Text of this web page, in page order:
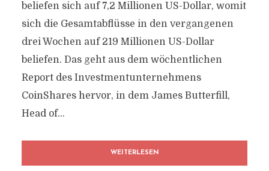
beliefen sich auf 7,2 Millionen US-Dollar, womit
sich die Gesamtabflüsse in den vergangenen
drei Wochen auf 219 Millionen US-Dollar
beliefen. Das geht aus dem wöchentlichen
Report des Investmentunternehmens
CoinShares hervor, in dem James Butterfill,
Head of...
WEITERLESEN